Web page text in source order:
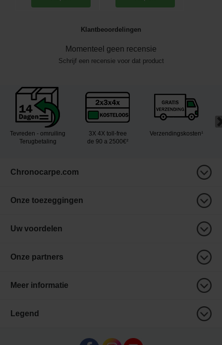
Klantbeoordelingen
Momenteel geen recensie
Schrijf een recensie voor dat product
Tevreden - omruiling
Terugbetaling
3X 4X toll-free
de 90 a 2500€²
Verzendingskosten¹
Chronocarpe.com
Onze toezeggingen
Uw voordelen
Onze partners
Meer informatie
Legend